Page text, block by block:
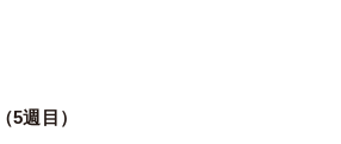
（5週目）